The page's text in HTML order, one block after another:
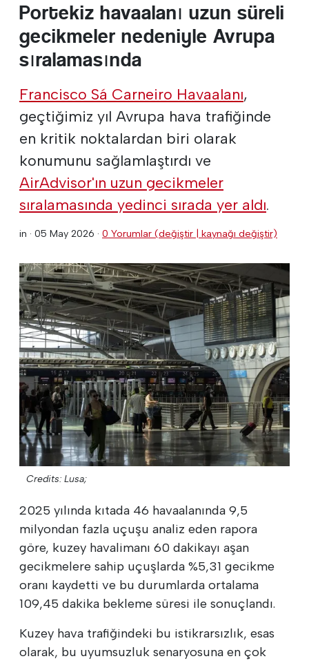
Portekiz havaalanı uzun süreli
gecikmeler nedeniyle Avrupa
sıralamasında
Francisco Sá Carneiro Havaalanı,
geçtiğimiz yıl Avrupa hava trafiğinde
en kritik noktalardan biri olarak
konumunu sağlamlaştırdı ve
AirAdvisor'ın uzun gecikmeler
sıralamasında yedinci sırada yer aldı.
in · 05 May 2026 · 0 Yorumlar (değiştir | kaynağı değiştir)
Credits: Lusa;
2025 yılında kıtada 46 havaalanında 9,5
milyondan fazla uçuşu analiz eden rapora
göre, kuzey havalimanı 60 dakikayı aşan
gecikmelere sahip uçuşlarda %5,31 gecikme
oranı kaydetti ve bu durumlarda ortalama
109,45 dakika bekleme süresi ile sonuçlandı.
Kuzey hava trafiğindeki bu istikrarsızlık, esas
olarak, bu uyumsuzluk senaryosuna en çok